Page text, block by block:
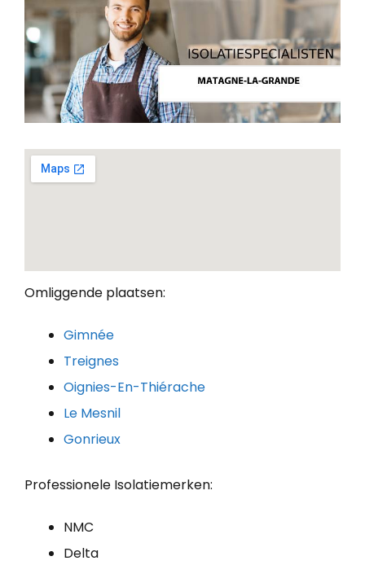
Omliggende plaatsen:
Gimnée
Treignes
Oignies-En-Thiérache
Le Mesnil
Gonrieux
Professionele Isolatiemerken:
NMC
Delta